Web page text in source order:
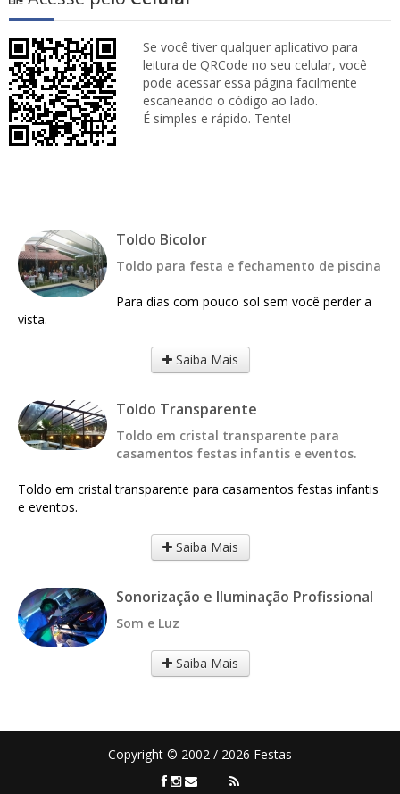
Se você tiver qualquer aplicativo para
leitura de QRCode no seu celular, você
pode acessar essa página facilmente
escaneando o código ao lado.
É simples e rápido. Tente!
Toldo Bicolor
Toldo para festa e fechamento de piscina
Para dias com pouco sol sem você perder a
vista.
Saiba Mais
Toldo Transparente
Toldo em cristal transparente para
casamentos festas infantis e eventos.
Toldo em cristal transparente para casamentos festas infantis
e eventos.
Saiba Mais
Sonorização e Iluminação Profissional
Som e Luz
Saiba Mais
Copyright © 2002 / 2026 Festas